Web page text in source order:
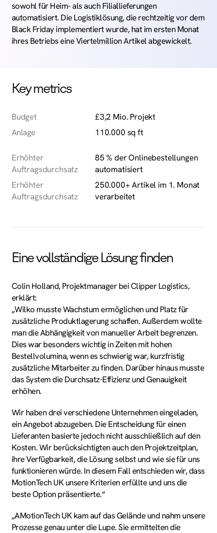
sowohl für Heim- als auch Filiallieferungen
automatisiert. Die Logistiklösung, die rechtzeitig vor dem
Black Friday implementiert wurde, hat im ersten Monat
ihres Betriebs eine Viertelmillion Artikel abgewickelt.
Key metrics
Budget
£3,2 Mio. Projekt
Anlage
110.000 sq ft
Erhöhter
Auftragsdurchsatz
85 % der Onlinebestellungen
automatisiert
Erhöhter
Auftragsdurchsatz
250.000+ Artikel im 1. Monat
verarbeitet
Eine vollständige Lösung finden
Colin Holland, Projektmanager bei Clipper Logistics,
erklärt:
„Wilko musste Wachstum ermöglichen und Platz für
zusätzliche Produktlagerung schaffen. Außerdem wollte
man die Abhängigkeit von manueller Arbeit begrenzen.
Dies war besonders wichtig in Zeiten mit hohen
Bestellvolumina, wenn es schwierig war, kurzfristig
zusätzliche Mitarbeiter zu finden. Darüber hinaus musste
das System die Durchsatz-Effizienz und Genauigkeit
erhöhen.
Wir haben drei verschiedene Unternehmen eingeladen,
ein Angebot abzugeben. Die Entscheidung für einen
Lieferanten basierte jedoch nicht ausschließlich auf den
Kosten. Wir berücksichtigten auch den Projektzeitplan,
ihre Verfügbarkeit, die Lösung selbst und wie sie für uns
funktionieren würde. In diesem Fall entschieden wir, dass
MotionTech UK unsere Kriterien erfüllte und uns die
beste Option präsentierte.“
„AMotionTech UK kam auf das Gelände und nahm unsere
Prozesse genau unter die Lupe. Sie ermittelten die